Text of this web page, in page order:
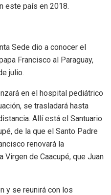
este país en 2018.
Sede dio a conocer el
Francisco al Paraguay,
julio.
en el hospital pediátrico
se trasladará hasta
Allí está el Santuario
de la que el Santo Padre
renovará la
de Caacupé, que Juan
y se reunirá con los